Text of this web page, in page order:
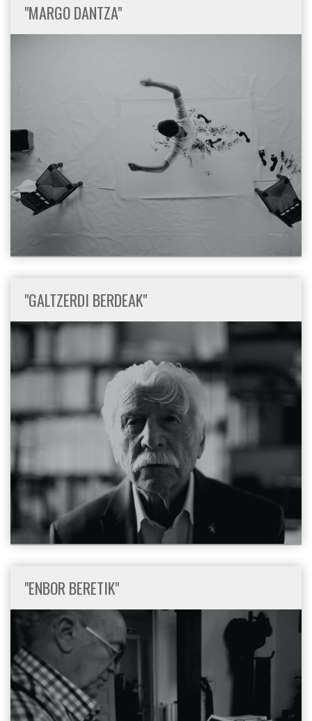
"MARGO DANTZA"
"GALTZERDI BERDEAK"
"ENBOR BERETIK"